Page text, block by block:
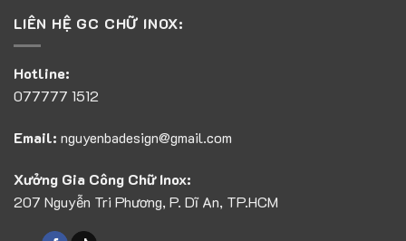
LIÊN HỆ GC CHỮ INOX:
Hotline:
077777 1512
Email: nguyenbadesign@gmail.com
Xưởng Gia Công Chữ Inox:
207 Nguyễn Tri Phương, P. Dĩ An, TP.HCM